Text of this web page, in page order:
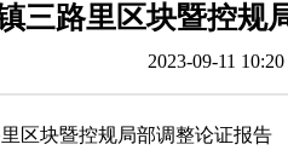
三路里区块暨控规
2023-09-11 10:20
区块暨控规局部调整论证报告